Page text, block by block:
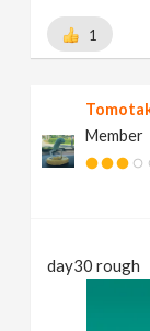
1
Member
day30 rough